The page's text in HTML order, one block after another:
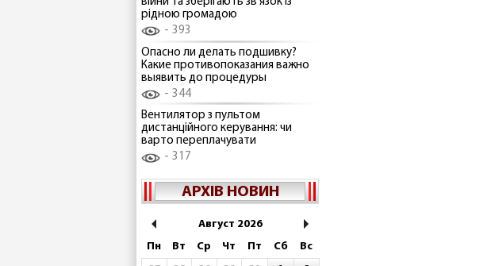
рідною громадою
393
Опасно ли делать подшивку?
Какие противопоказания важно
выявить до процедуры
344
Вентилятор з пультом
дистанційного керування: чи
варто переплачувати
317
АРХІВ НОВИН
Август 2026
Пн
Вт Ср Чт Пт Сб
Вс